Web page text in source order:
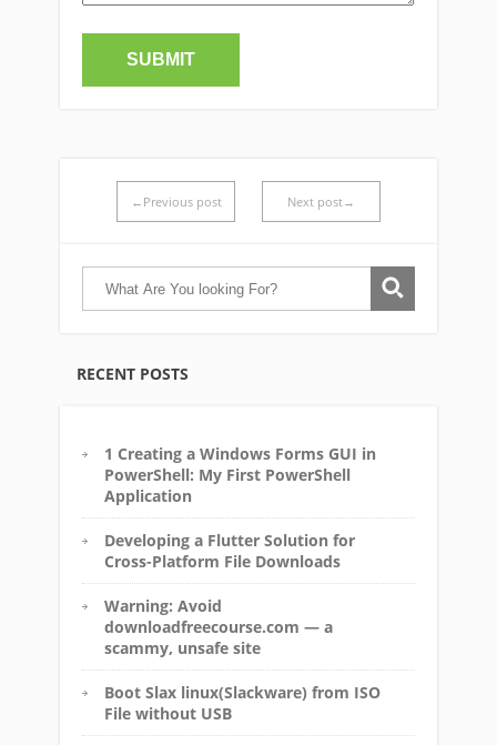
←Previous post Next post→
RECENT POSTS
1 Creating a Windows Forms GUI in
PowerShell: My First PowerShell
Application
Developing a Flutter Solution for
Cross-Platform File Downloads
Warning: Avoid
downloadfreecourse.com — a
scammy, unsafe site
Boot Slax linux(Slackware) from ISO
File without USB